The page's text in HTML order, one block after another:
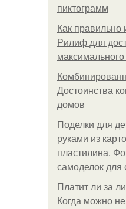
пиктограмм
Как правильно
Рилиф для
Достоинства
домов
Поделки для
руками из
пластилина.
самоделок для
Платит ли за
Когда можно